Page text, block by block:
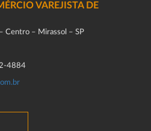
VAREJISTA DE
Centro – Mirassol – SP
4884